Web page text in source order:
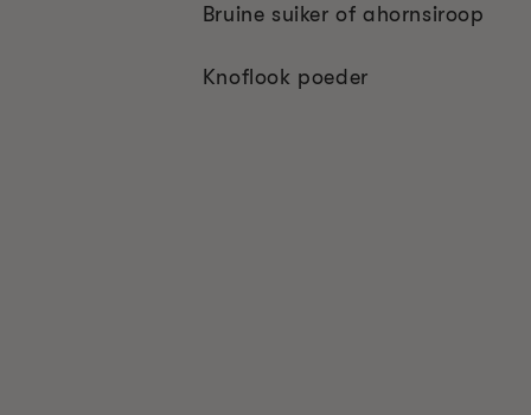
Bruine suiker of ahornsiroop
Knoflook poeder